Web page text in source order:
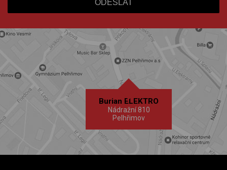
Burian ELEKTRO
Nádražní 810
Pelhřimov